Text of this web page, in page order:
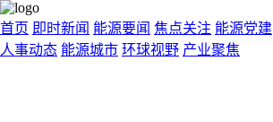
首页 即时新闻 能源要闻 焦点关注 能源党建
人事动态 能源城市 环球视野 产业聚焦